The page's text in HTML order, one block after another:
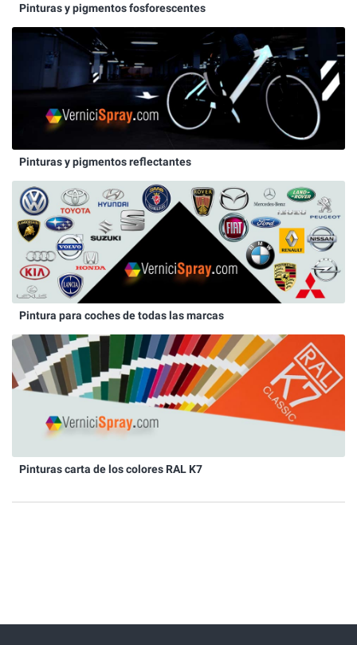
Pinturas y pigmentos fosforescentes
Pinturas y pigmentos reflectantes
Pintura para coches de todas las marcas
Pinturas carta de los colores RAL K7